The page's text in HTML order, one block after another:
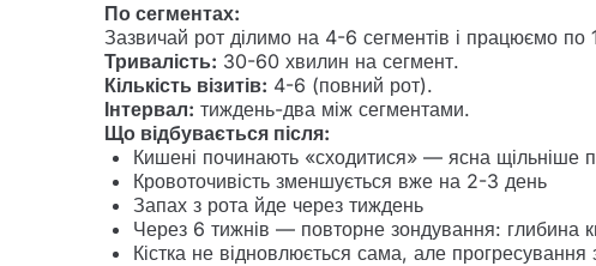
По сегментах:
Зазвичай рот ділимо на 4-6 сегментів і працюємо
Тривалість: 30-60 хвилин на сегмент.
Кількість візитів: 4-6 (повний рот).
Інтервал: тиждень-два між сегментами.
Що відбувається після:
Кишені починають «сходитися» — ясна щільніше
Кровоточивість зменшується вже на 2-3 день
Запах з рота йде через тиждень
Через 6 тижнів — повторне зондування: глибина
Кістка не відновлюється сама, але прогресування